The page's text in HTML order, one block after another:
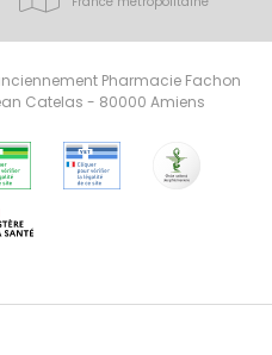
Pharmacie Fachon
Catelas - 80000 Amiens